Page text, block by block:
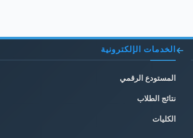
الخدمات الإلكترونية
المستودع الرقمي
نتائج الطلاب
الكليات